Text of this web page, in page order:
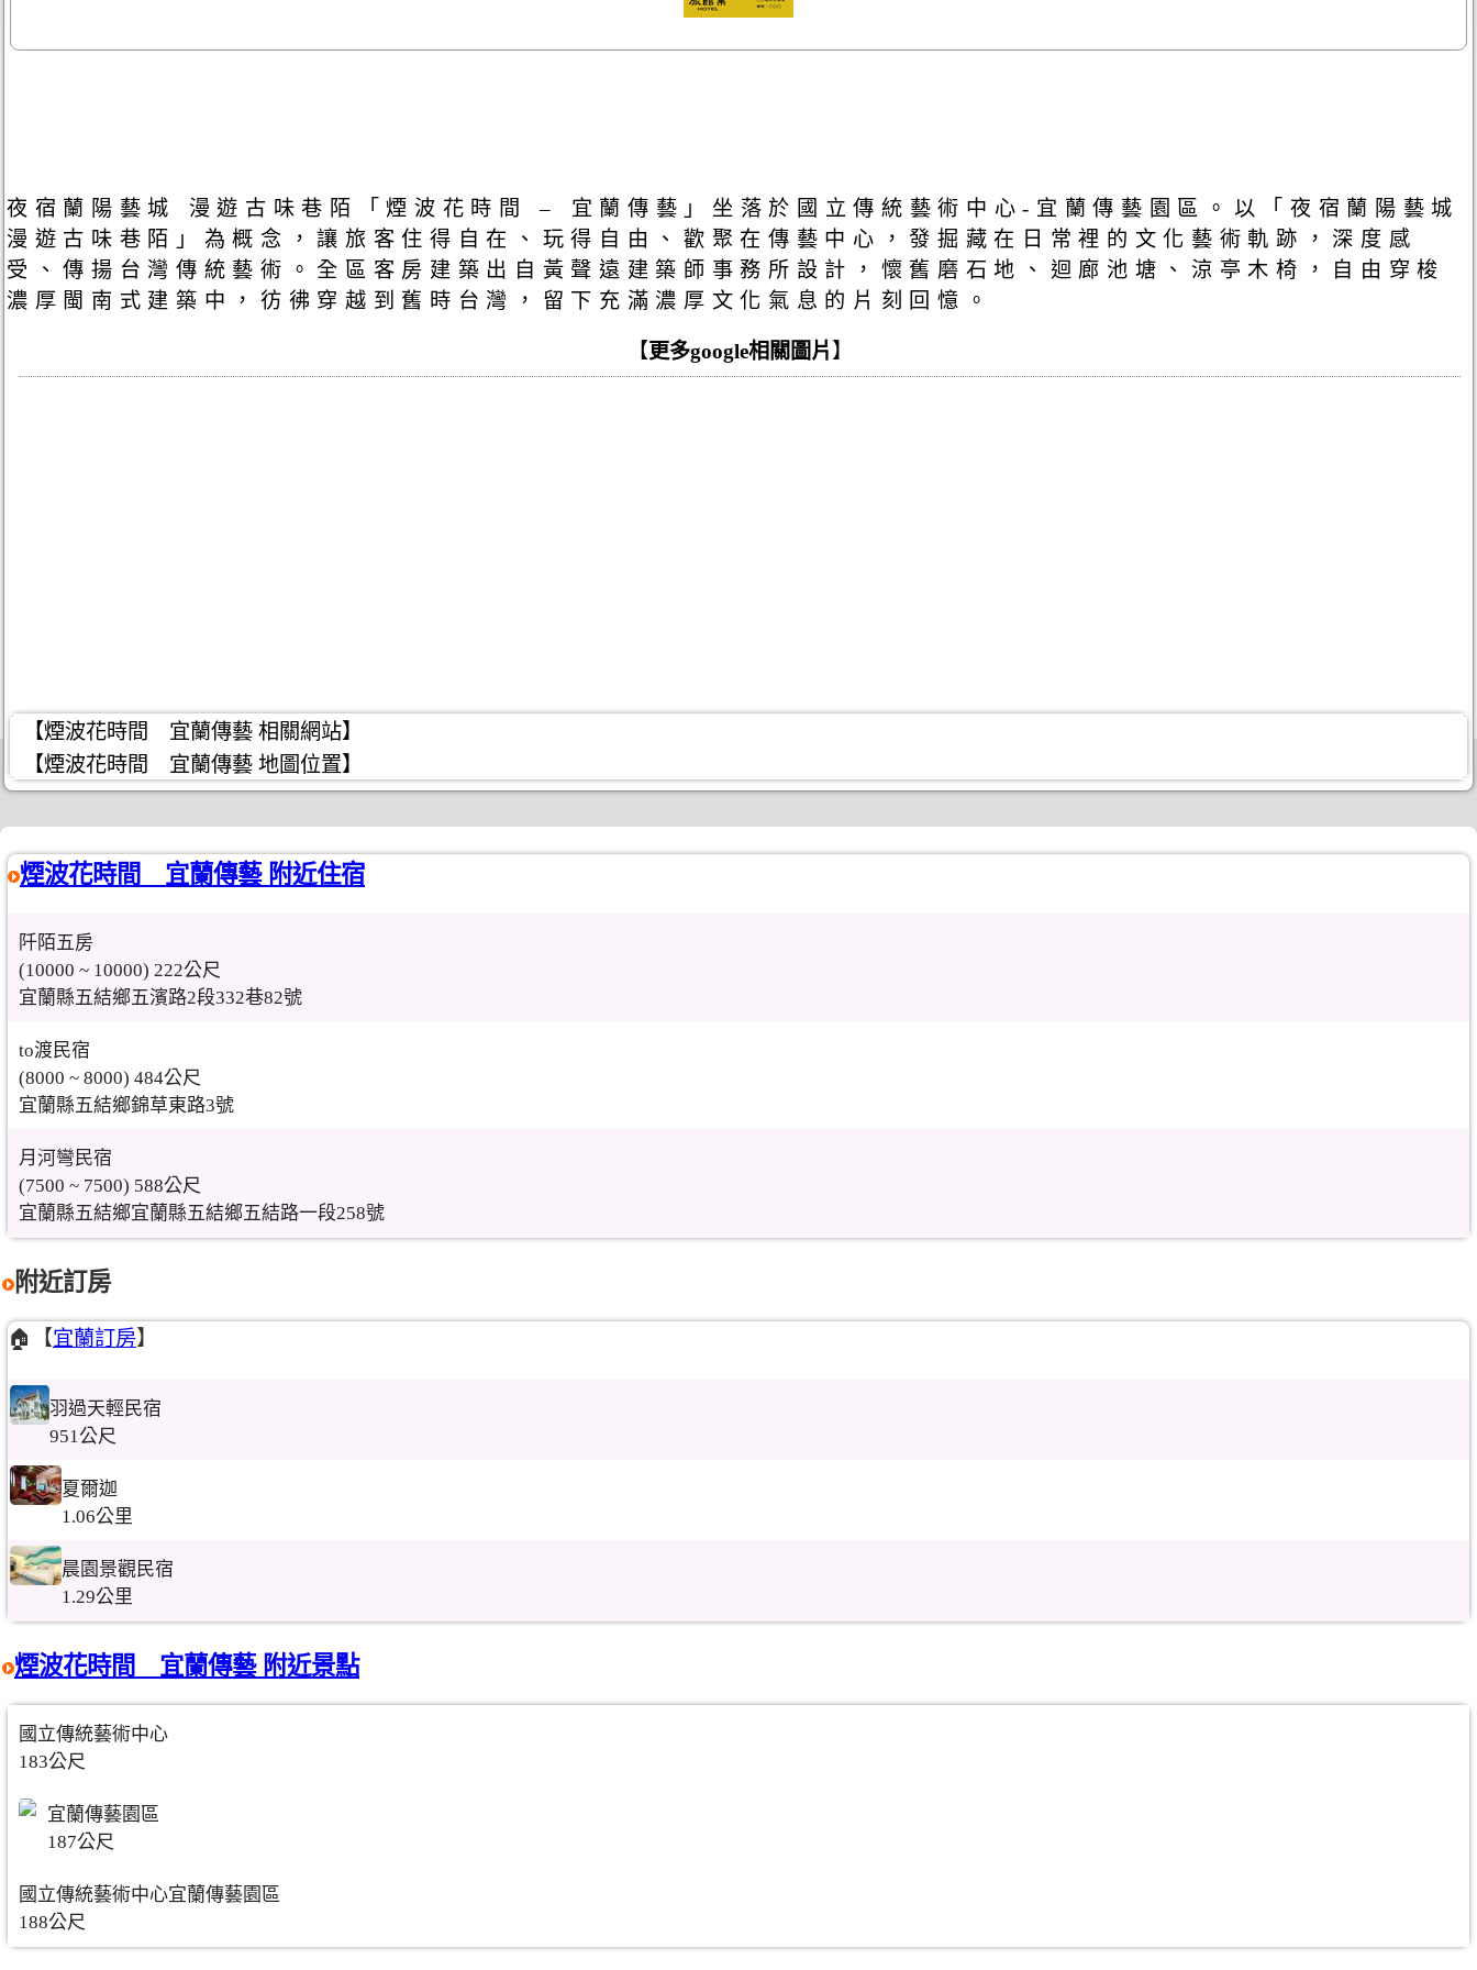
夜宿蘭陽藝城 漫遊古味巷陌「煙波花時間 – 宜蘭傳藝」坐落於國立傳統藝術中心-宜蘭傳藝園區。以「夜宿蘭陽藝城
漫遊古味巷陌」為概念，讓旅客住得自在、玩得自由、歡聚在傳藝中心，發掘藏在日常裡的文化藝術軌跡，深度感
受、傳揚台灣傳統藝術。全區客房建築出自黃聲遠建築師事務所設計，懷舊磨石地、迴廊池塘、涼亭木椅，自由穿梭
濃厚閩南式建築中，彷彿穿越到舊時台灣，留下充滿濃厚文化氣息的片刻回憶。
【更多google相關圖片】
【煙波花時間 宜蘭傳藝 相關網站】
【煙波花時間 宜蘭傳藝 地圖位置】
煙波花時間 宜蘭傳藝 附近住宿
阡陌五房
(10000 ~ 10000) 222公尺
宜蘭縣五結鄉五濱路2段332巷82號
to渡民宿
(8000 ~ 8000) 484公尺
宜蘭縣五結鄉錦草東路3號
月河彎民宿
(7500 ~ 7500) 588公尺
宜蘭縣五結鄉宜蘭縣五結鄉五結路一段258號
附近訂房
🏠【宜蘭訂房】
羽過天輕民宿
951公尺
夏爾迦
1.06公里
晨園景觀民宿
1.29公里
煙波花時間 宜蘭傳藝 附近景點
國立傳統藝術中心
183公尺
宜蘭傳藝園區
187公尺
國立傳統藝術中心宜蘭傳藝園區
188公尺